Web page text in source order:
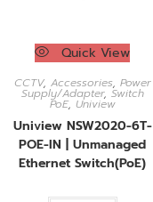
Quick View
CCTV, Accessories, Power
Supply/Adapter, Switch
PoE, Uniview
Uniview NSW2020-6T-
POE-IN | Unmanaged
Ethernet Switch(PoE)